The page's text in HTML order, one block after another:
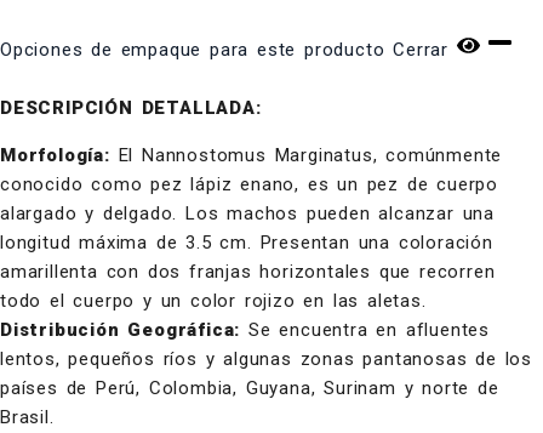
Opciones de empaque para este productoCerrar
DESCRIPCIÓN DETALLADA:
Morfología: El Nannostomus Marginatus, comúnmente
conocido como pez lápiz enano, es un pez de cuerpo
alargado y delgado. Los machos pueden alcanzar una
longitud máxima de 3.5 cm. Presentan una coloración
amarillenta con dos franjas horizontales que recorren
todo el cuerpo y un color rojizo en las aletas.
Distribución Geográfica: Se encuentra en afluentes
lentos, pequeños ríos y algunas zonas pantanosas de los
países de Perú, Colombia, Guyana, Surinam y norte de
Brasil.